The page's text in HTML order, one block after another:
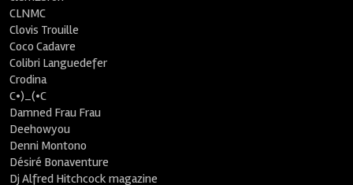
CLNMC
Clovis Trouille
Coco Cadavre
Colibri Languedefer
Crodina
C•)_(•C
Damned Frau Frau
Deehowyou
Denni Montono
Désiré Bonaventure
Dj Alfred Hitchcock magazine